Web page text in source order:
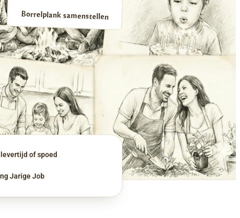
Borrelplank samenstellen
of spoed
Jarige Job